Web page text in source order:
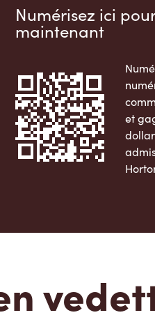
Numérisez ici
maintenant
et